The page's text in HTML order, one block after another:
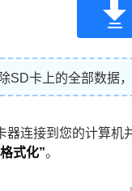
SD卡上的全部数据
器连接到您的计算机
式化”。